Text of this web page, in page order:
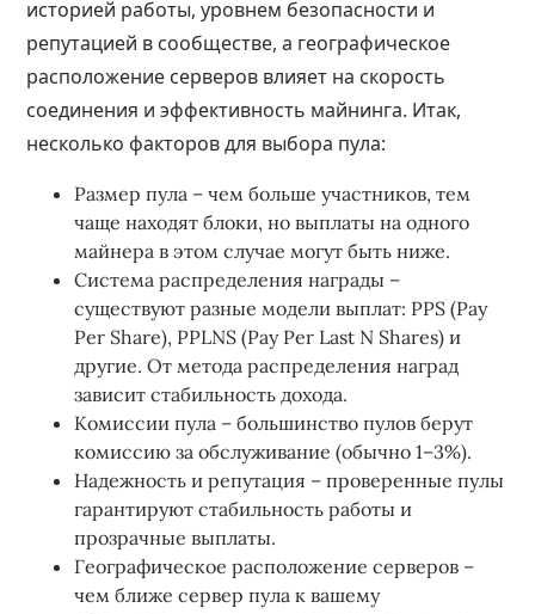
историей работы, уровнем безопасности и
репутацией в сообществе, а географическое
расположение серверов влияет на скорость
соединения и эффективность майнинга. Итак,
несколько факторов для выбора пула:
Размер пула – чем больше участников, тем
чаще находят блоки, но выплаты на одного
майнера в этом случае могут быть ниже.
Система распределения награды –
существуют разные модели выплат: PPS (Pay
Per Share), PPLNS (Pay Per Last N Shares) и
другие. От метода распределения наград
зависит стабильность дохода.
Комиссии пула – большинство пулов берут
комиссию за обслуживание (обычно 1–3%).
Надежность и репутация – проверенные пулы
гарантируют стабильность работы и
прозрачные выплаты.
Географическое расположение серверов –
чем ближе сервер пула к вашему